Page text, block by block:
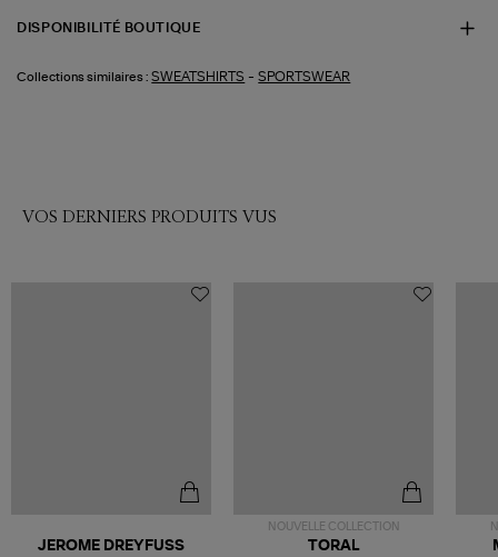
DISPONIBILITÉ BOUTIQUE
Collections similaires : SWEATSHIRTS -SPORTSWEAR
VOS DERNIERS PRODUITS VUS
JEROME DREYFUSS
NOUVELLE COLLECTION
TORAL